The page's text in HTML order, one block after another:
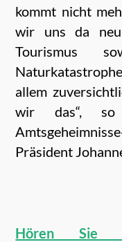
kommt nicht
wir uns da
Tourismus
allem
wir das“, so
Präsident
Hören Sie